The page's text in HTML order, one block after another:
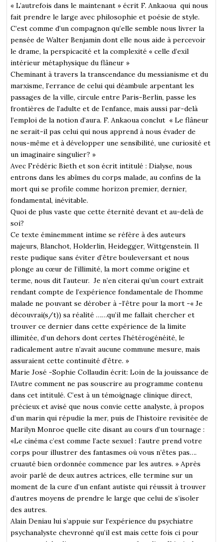
« L’autrefois dans le maintenant » écrit F. Ankaoua qui nous
fait prendre le large avec philosophie et poésie de style.
C’est comme d’un compagnon qu’elle semble nous livrer la
pensée de Walter Benjamin dont elle nous aide à percevoir
le drame, la perspicacité et la complexité « celle d’exil
intérieur métaphysique du flâneur »
Cheminant à travers la transcendance du messianisme et du
marxisme, l’errance de celui qui déambule arpentant les
passages de la ville, circule entre Paris-Berlin, passe les
frontières de l’adulte et de l’enfance, mais aussi par-delà
l’emploi de la notion d’aura. F. Ankaoua conclut « Le flâneur
ne serait-il pas celui qui nous apprend à nous évader de
nous-même et à développer une sensibilité, une curiosité et
un imaginaire singulier? »
Avec Frédéric Bieth et son écrit intitulé : Dialyse, nous
entrons dans les abîmes du corps malade, au confins de la
mort qui se profile comme horizon premier, dernier,
fondamental, inévitable.
Quoi de plus vaste que cette éternité devant et au-delà de
soi?
Ce texte éminemment intime se réfère à des auteurs
majeurs, Blanchot, Holderlin, Heidegger, Wittgenstein. Il
reste pudique sans éviter d’être bouleversant et nous
plonge au cœur de l’illimité, la mort comme origine et
terme, nous dit l’auteur. Je n’en citerai qu’un court extrait
rendant compte de l’expérience fondamentale de l’homme
malade ne pouvant se dérober à -l’être pour la mort -« Je
découvrai(s/t)) sa réalité ……qu’il me fallait chercher et
trouver ce dernier dans cette expérience de la limite
illimitée, d’un dehors dont certes l’hétérogénéité, le
radicalement autre n’avait aucune commune mesure, mais
assuraient cette continuité d’être. »
Marie José -Sophie Collaudin écrit: Loin de la jouissance de
l’Autre comment ne pas souscrire au programme contenu
dans cet intitulé. C’est à un témoignage clinique direct,
précieux et avisé que nous convie cette analyste, à propos
d’un marin qui répudie la mer, puis de l’histoire revisitée de
Marilyn Monroe quelle cite disant au cours d’un tournage :
«Le cinéma c’est comme l’acte sexuel : l’autre prend votre
corps pour illustrer des fantasmes où vous n’êtes pas….
cruauté bien ordonnée commence par les autres. » Après
avoir parlé de deux autres actrices, elle termine sur un
moment de la cure d’un enfant autiste qui réussit à trouver
d’autres moyens de prendre le large que celui de s’isoler
des autres.
Alain Deniau lui s’appuie sur l’expérience du psychiatre
psychanalyste chevronné qu’il est mais cette fois ci pour